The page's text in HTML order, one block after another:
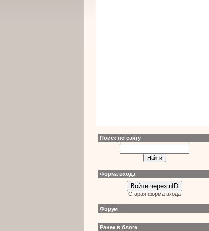
Поиск по сайту
Форма входа
Войти через uID
Старая форма входа
Форум
Ранее в блоге